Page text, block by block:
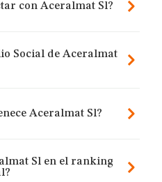
con Aceralmat Sl?
Social de Aceralmat
Aceralmat Sl?
Sl en el ranking